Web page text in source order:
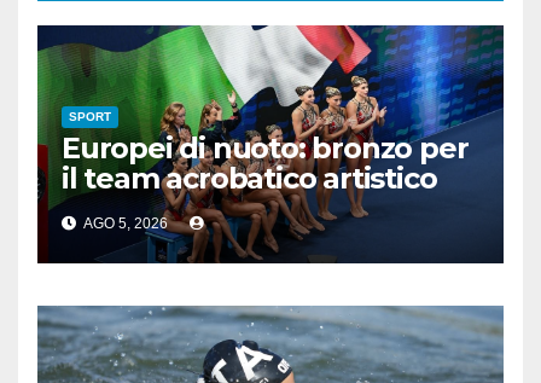
SPORT
Europei di nuoto: bronzo per
il team acrobatico artistico
dell’Italia
AGO 5, 2026